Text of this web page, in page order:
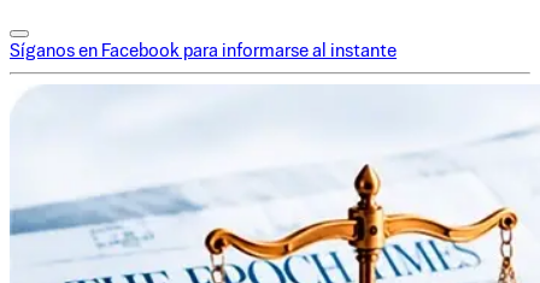
Síganos en Facebook para informarse al instante